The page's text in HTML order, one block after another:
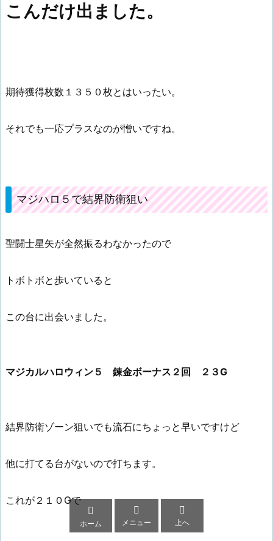
こんだけ出ました。
期待獲得枚数１３５０枚とはいったい。
それでも一応プラスなのが憎いですね。
マジハロ５で結界防衛狙い
聖闘士星矢が全然振るわなかったので
トボトボと歩いていると
この台に出会いました。
マジカルハロウィン５ 錬金ボーナス２回 ２３G
結界防衛ゾーン狙いでも流石にちょっと早いですけど
他に打てる台がないので打ちます。
これが２１０Gで

ホーム

メニュー

上へ